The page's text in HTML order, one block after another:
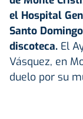
el Hospital
Santo
discoteca. El
Vásquez, en
duelo por su